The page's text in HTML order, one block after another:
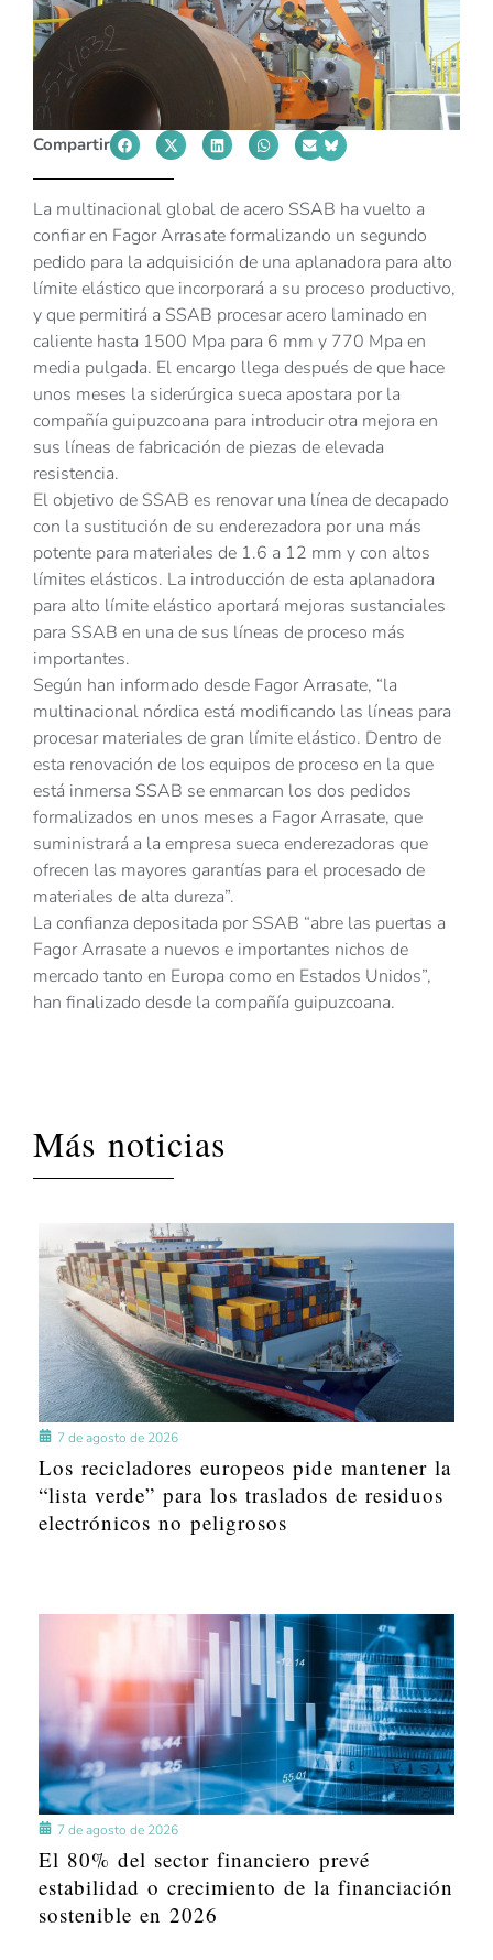
Compartir
La multinacional global de acero SSAB ha vuelto a
confiar en Fagor Arrasate formalizando un segundo
pedido para la adquisición de una aplanadora para alto
límite elástico que incorporará a su proceso productivo,
y que permitirá a SSAB procesar acero laminado en
caliente hasta 1500 Mpa para 6 mm y 770 Mpa en
media pulgada. El encargo llega después de que hace
unos meses la siderúrgica sueca apostara por la
compañía guipuzcoana para introducir otra mejora en
sus líneas de fabricación de piezas de elevada
resistencia.
El objetivo de SSAB es renovar una línea de decapado
con la sustitución de su enderezadora por una más
potente para materiales de 1.6 a 12 mm y con altos
límites elásticos. La introducción de esta aplanadora
para alto límite elástico aportará mejoras sustanciales
para SSAB en una de sus líneas de proceso más
importantes.
Según han informado desde Fagor Arrasate, “la
multinacional nórdica está modificando las líneas para
procesar materiales de gran límite elástico. Dentro de
esta renovación de los equipos de proceso en la que
está inmersa SSAB se enmarcan los dos pedidos
formalizados en unos meses a Fagor Arrasate, que
suministrará a la empresa sueca enderezadoras que
ofrecen las mayores garantías para el procesado de
materiales de alta dureza”.
La confianza depositada por SSAB “abre las puertas a
Fagor Arrasate a nuevos e importantes nichos de
mercado tanto en Europa como en Estados Unidos”,
han finalizado desde la compañía guipuzcoana.
Más noticias
7 de agosto de 2026
Los recicladores europeos pide mantener la
“lista verde” para los traslados de residuos
electrónicos no peligrosos
7 de agosto de 2026
El 80% del sector financiero prevé
estabilidad o crecimiento de la financiación
sostenible en 2026